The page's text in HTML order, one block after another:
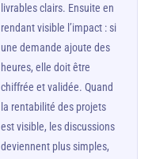
livrables clairs. Ensuite en
rendant visible l’impact : si
une demande ajoute des
heures, elle doit être
chiffrée et validée. Quand
la rentabilité des projets
est visible, les discussions
deviennent plus simples,